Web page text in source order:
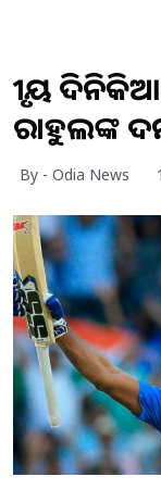
ତୃତୀୟ
ରାହୁଲଙ୍କ
By - Odia News